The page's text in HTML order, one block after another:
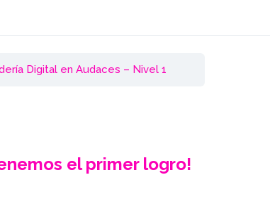
Digital en Audaces – Nivel 1
el primer logro!